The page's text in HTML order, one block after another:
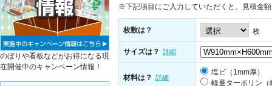
※下記項目にご入力していただくと、見積金
枚数は？ 枚
サイズは？ 詳細
材料は？ 詳細
塩ビ（1mm厚）
軽量ターポリン（
のぼりや看板などがお得になる現
在開催中のキャンペーン情報！